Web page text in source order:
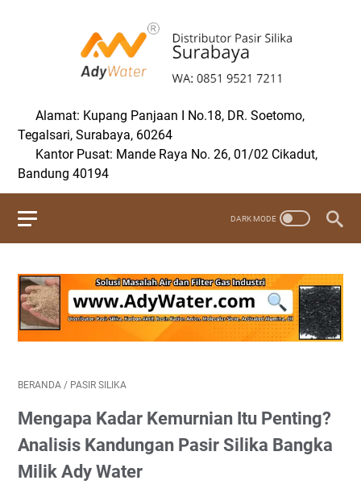
Alamat: Kupang Panjaan I No.18, DR. Soetomo,
Tegalsari, Surabaya, 60264
Kantor Pusat: Mande Raya No. 26, 01/02 Cikadut,
Bandung 40194
BERANDA / PASIR SILIKA
Mengapa Kadar Kemurnian Itu Penting?
Analisis Kandungan Pasir Silika Bangka
Milik Ady Water